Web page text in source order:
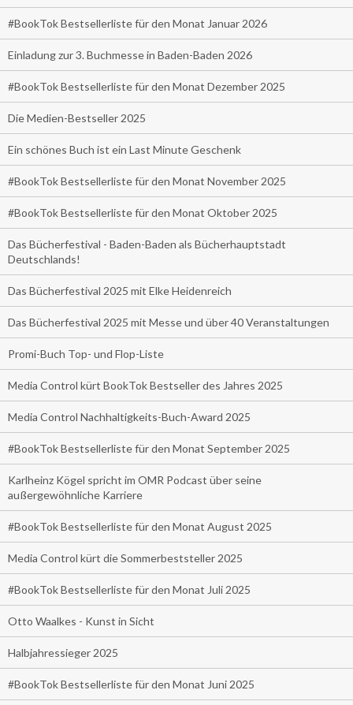
#BookTok Bestsellerliste für den Monat Januar 2026
Einladung zur 3. Buchmesse in Baden-Baden 2026
#BookTok Bestsellerliste für den Monat Dezember 2025
Die Medien-Bestseller 2025
Ein schönes Buch ist ein Last Minute Geschenk
#BookTok Bestsellerliste für den Monat November 2025
#BookTok Bestsellerliste für den Monat Oktober 2025
Das Bücherfestival - Baden-Baden als Bücherhauptstadt
Deutschlands!
Das Bücherfestival 2025 mit Elke Heidenreich
Das Bücherfestival 2025 mit Messe und über 40 Veranstaltungen
Promi-Buch Top- und Flop-Liste
Media Control kürt BookTok Bestseller des Jahres 2025
Media Control Nachhaltigkeits-Buch-Award 2025
#BookTok Bestsellerliste für den Monat September 2025
Karlheinz Kögel spricht im OMR Podcast über seine
außergewöhnliche Karriere
#BookTok Bestsellerliste für den Monat August 2025
Media Control kürt die Sommerbeststeller 2025
#BookTok Bestsellerliste für den Monat Juli 2025
Otto Waalkes - Kunst in Sicht
Halbjahressieger 2025
#BookTok Bestsellerliste für den Monat Juni 2025